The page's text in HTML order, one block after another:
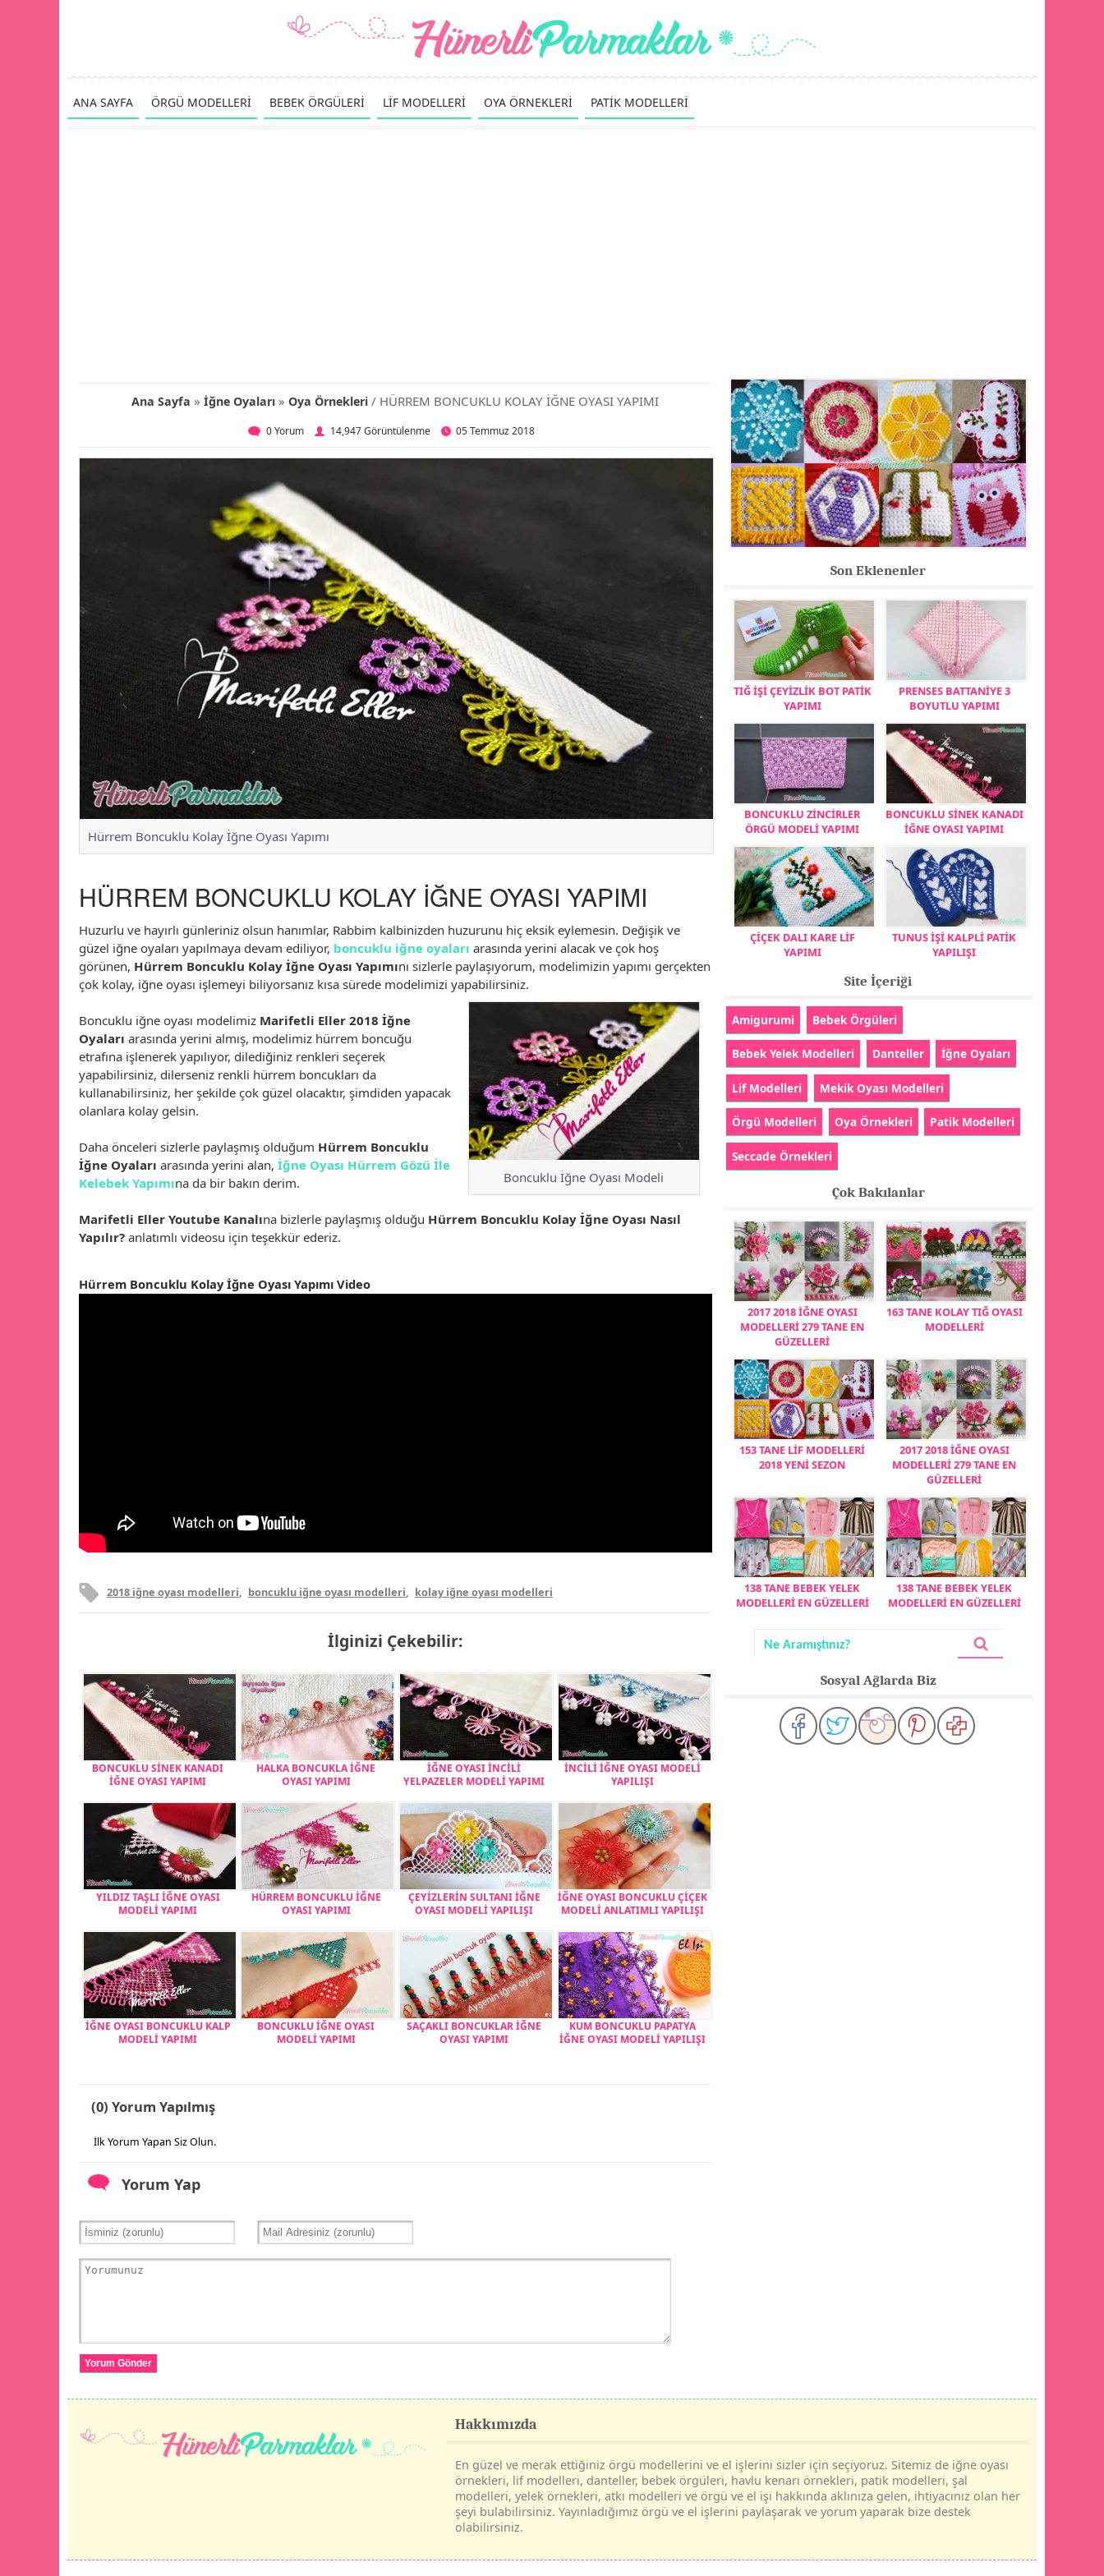
ANA SAYFA ÖRGÜ MODELLERİ BEBEK ÖRGÜLERİ LİF MODELLERİ OYA ÖRNEKLERİ PATİK MODELLERİ
Ana Sayfa »İğne Oyaları »Oya Örnekleri / HÜRREM BONCUKLU KOLAY İĞNE OYASI YAPIMI
0 Yorum 14,947 Görüntülenme 05 Temmuz 2018
Hürrem Boncuklu Kolay İğne Oyası Yapımı
HÜRREM BONCUKLU KOLAY İĞNE OYASI YAPIMI
Huzurlu ve hayırlı günleriniz olsun hanımlar, Rabbim kalbinizden huzurunu hiç eksik eylemesin. Değişik ve
güzel iğne oyaları yapılmaya devam ediliyor, boncuklu iğne oyaları arasında yerini alacak ve çok hoş
görünen, Hürrem Boncuklu Kolay İğne Oyası Yapımını sizlerle paylaşıyorum, modelimizin yapımı gerçekten
çok kolay, iğne oyası işlemeyi biliyorsanız kısa sürede modelimizi yapabilirsiniz.
Boncuklu İğne Oyası Modeli
Boncuklu iğne oyası modelimiz Marifetli Eller 2018 İğne
Oyaları arasında yerini almış, modelimiz hürrem boncuğu
etrafına işlenerek yapılıyor, dilediğiniz renkleri seçerek
yapabilirsiniz, dilerseniz renkli hürrem boncukları da
kullanabilirsiniz, her şekilde çok güzel olacaktır, şimdiden yapacak
olanlara kolay gelsin.
Daha önceleri sizlerle paylaşmış olduğum Hürrem Boncuklu
İğne Oyaları arasında yerini alan, İğne Oyası Hürrem Gözü İle
Kelebek Yapımına da bir bakın derim.
Marifetli Eller Youtube Kanalına bizlerle paylaşmış olduğu Hürrem Boncuklu Kolay İğne Oyası Nasıl
Yapılır?anlatımlı videosu için teşekkür ederiz.
Hürrem Boncuklu Kolay İğne Oyası Yapımı Video
2018 iğne oyası modelleri, boncuklu iğne oyası modelleri, kolay iğne oyası modelleri
İlginizi Çekebilir:
BONCUKLU SİNEK KANADI
İĞNE OYASI YAPIMI
HALKA BONCUKLA İĞNE
OYASI YAPIMI
İĞNE OYASI İNCİLİ
YELPAZELER MODELİ YAPIMI
İNCİLİ İĞNE OYASI MODELİ
YAPILIŞI
YILDIZ TAŞLI İĞNE OYASI
MODELİ YAPIMI
HÜRREM BONCUKLU İĞNE
OYASI YAPIMI
ÇEYİZLERİN SULTANI İĞNE
OYASI MODELİ YAPILIŞI
İĞNE OYASI BONCUKLU ÇİÇEK
MODELİ ANLATIMLI YAPILIŞI
İĞNE OYASI BONCUKLU KALP
MODELİ YAPIMI
BONCUKLU İĞNE OYASI
MODELİ YAPIMI
SAÇAKLI BONCUKLAR İĞNE
OYASI YAPIMI
KUM BONCUKLU PAPATYA
İĞNE OYASI MODELİ YAPILIŞI
(0) Yorum Yapılmış
İlk Yorum Yapan Siz Olun.
Yorum Yap
Yorum Gönder
Son Eklenenler
TIĞ İŞİ ÇEYİZLİK BOT PATİK
YAPIMI
PRENSES BATTANİYE 3
BOYUTLU YAPIMI
BONCUKLU ZİNCİRLER
ÖRGÜ MODELİ YAPIMI
BONCUKLU SİNEK KANADI
İĞNE OYASI YAPIMI
ÇİÇEK DALI KARE LİF
YAPIMI
TUNUS İŞİ KALPLİ PATİK
YAPILIŞI
Site İçeriği
Amigurumi Bebek Örgüleri
Bebek Yelek Modelleri Danteller İğne Oyaları
Lif Modelleri Mekik Oyası Modelleri
Örgü Modelleri Oya Örnekleri Patik Modelleri
Seccade Örnekleri
Çok Bakılanlar
2017 2018 İĞNE OYASI
MODELLERİ 279 TANE EN
GÜZELLERİ
163 TANE KOLAY TIĞ OYASI
MODELLERİ
153 TANE LİF MODELLERİ
2018 YENİ SEZON
2017 2018 İĞNE OYASI
MODELLERİ 279 TANE EN
GÜZELLERİ
138 TANE BEBEK YELEK
MODELLERİ EN GÜZELLERİ
138 TANE BEBEK YELEK
MODELLERİ EN GÜZELLERİ
Sosyal Ağlarda Biz
Hakkımızda
En güzel ve merak ettiğiniz örgü modellerini ve el işlerini sizler için seçiyoruz. Sitemiz de iğne oyası
örnekleri, lif modelleri, danteller, bebek örgüleri, havlu kenarı örnekleri, patik modelleri, şal
modelleri, yelek örnekleri, atkı modelleri ve örgü ve el işi hakkında aklınıza gelen, ihtiyacınız olan her
şeyi bulabilirsiniz. Yayınladığımız örgü ve el işlerini paylaşarak ve yorum yaparak bize destek
olabilirsiniz.